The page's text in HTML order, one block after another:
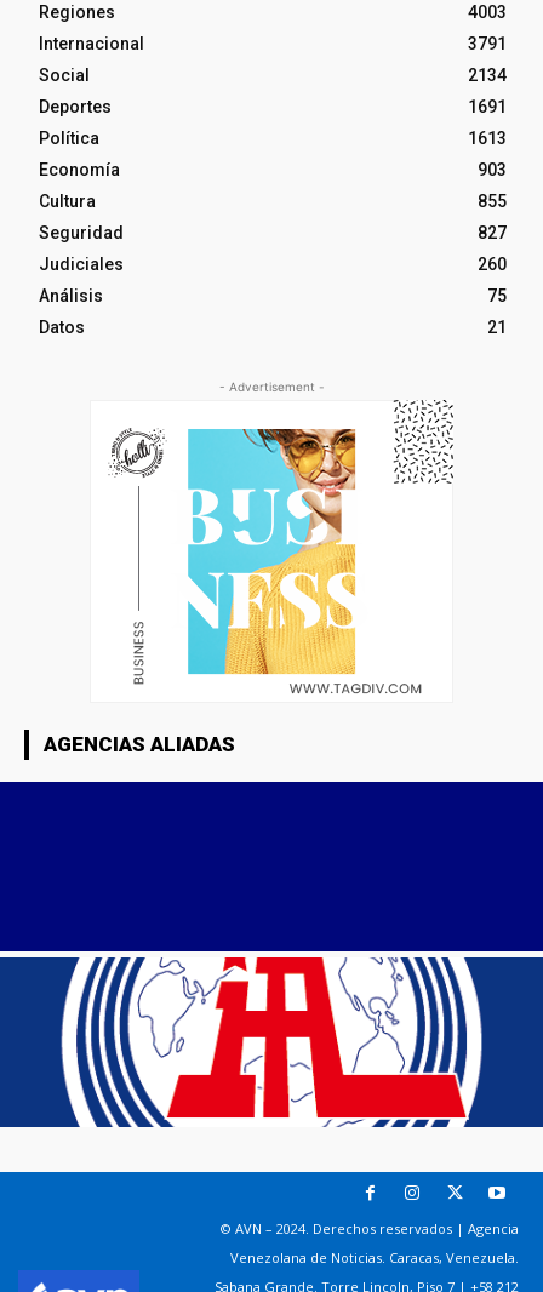
Regiones
4003
Internacional
3791
Social
2134
Deportes
1691
Política
1613
Economía
903
Cultura
855
Seguridad
827
Judiciales
260
Análisis
75
Datos
21
- Advertisement -
AGENCIAS ALIADAS
© AVN – 2024. Derechos reservados | Agencia
Venezolana de Noticias. Caracas, Venezuela.
Sabana Grande. Torre Lincoln, Piso 7 | +58 212